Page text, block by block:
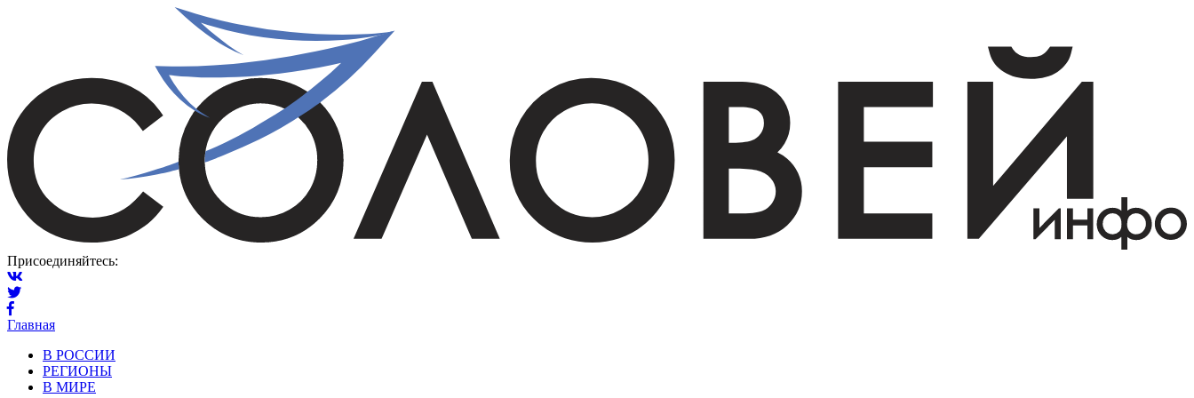
Присоединяйтесь:
Главная
В РОССИИ
РЕГИОНЫ
В МИРЕ